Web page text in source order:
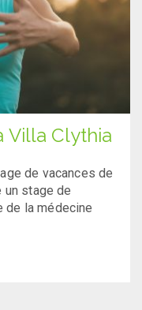
Villa Clythia
de vacances de
un stage de
de la médecine